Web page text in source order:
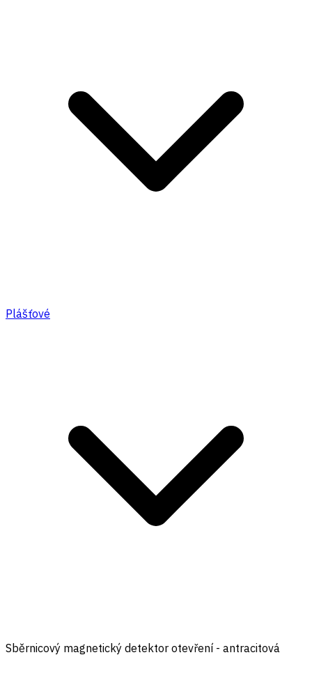
Plášťové
Sběrnicový magnetický detektor otevření - antracitová